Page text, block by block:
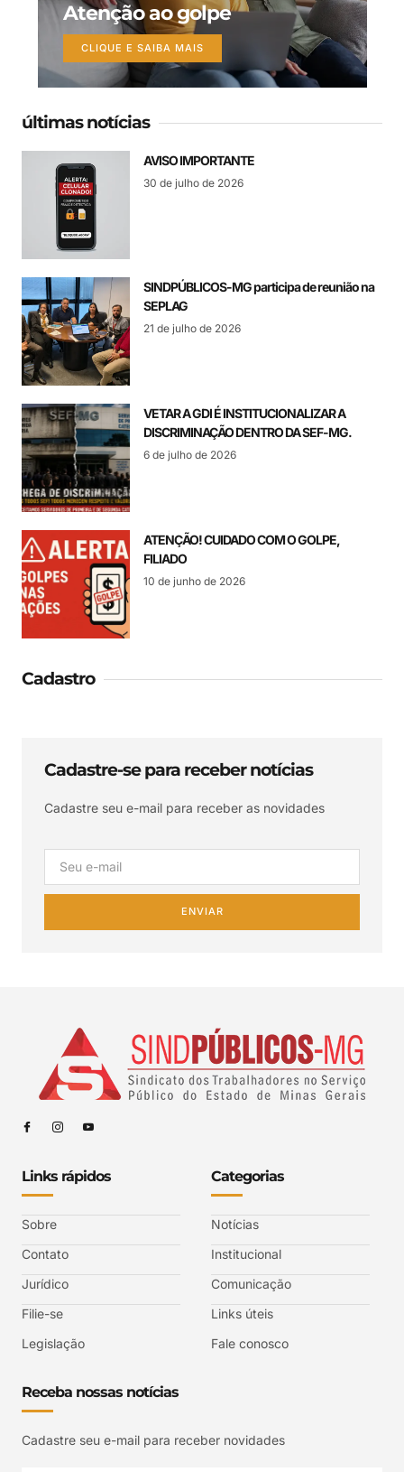
Atenção ao golpe
CLIQUE E SAIBA MAIS
últimas notícias
AVISO IMPORTANTE
30 de julho de 2026
SINDPÚBLICOS-MG participa de reunião na
SEPLAG
21 de julho de 2026
VETAR A GDI É INSTITUCIONALIZAR A
DISCRIMINAÇÃO DENTRO DA SEF-MG.
6 de julho de 2026
ATENÇÃO! CUIDADO COM O GOLPE,
FILIADO
10 de junho de 2026
Cadastro
Cadastre-se para receber notícias
Cadastre seu e-mail para receber as novidades
ENVIAR
Links rápidos
Sobre
Contato
Jurídico
Filie-se
Legislação
Categorias
Notícias
Institucional
Comunicação
Links úteis
Fale conosco
Receba nossas notícias
Cadastre seu e-mail para receber novidades